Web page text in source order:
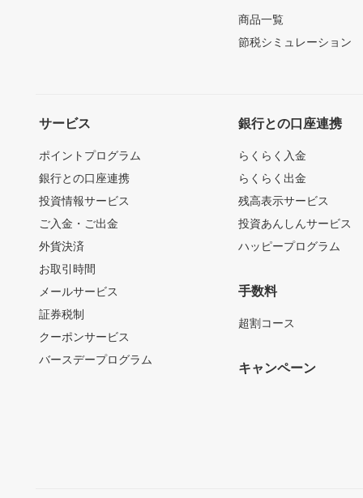
商品一覧
節税シミュレーション
サービス
ポイントプログラム
銀行との口座連携
投資情報サービス
ご入金・ご出金
外貨決済
お取引時間
メールサービス
証券税制
クーポンサービス
バースデープログラム
銀行との口座連携
らくらく入金
らくらく出金
残高表示サービス
投資あんしんサービス
ハッピープログラム
手数料
超割コース
キャンペーン